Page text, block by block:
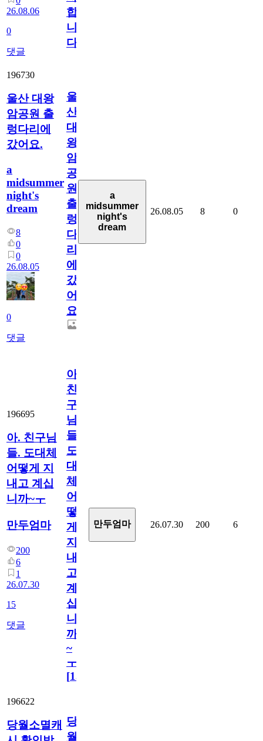
26.08.06
0
댓글
합
니
다
196730
울산 대왕
암공원 출
렁다리에
갔어요.
a
midsummer
night's
dream
8
0
0
26.08.05
0
댓글
울
산
대
왕
암
공
원
출
렁
다
리
에
갔
어
요.
a
midsummer
night's
dream
26.08.05 8 0
196695
아. 친구님
들. 도대체
어떻게 지
내고 계십
니까~ㅜ
만두엄마
200
6
1
26.07.30
15
댓글
아.
친
구
님
들.
도
대
체
어
떻
게
지
내
고
계
십
니
까
~
ㅜ
[15
만두엄마 26.07.30 200 6
196622
당월소멸캐
당
월